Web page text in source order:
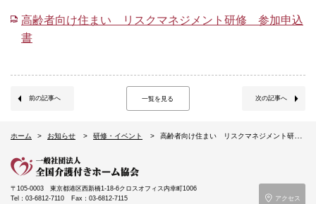
高齢者向け住まい リスクマネジメント研修 参加申込
書
前の記事へ 一覧を見る 次の記事へ
ホーム お知らせ 研修・イベント 高齢者向け住まい リスクマネジメント研修 ～高齢者向け住まいの事故を巡るトラブル・クレームを防止するために～（5/10札幌）
〒105-0003 東京都港区西新橋1-18-6クロスオフィス内幸町1006
Tel：03-6812-7110
Fax：03-6812-7115
アクセス